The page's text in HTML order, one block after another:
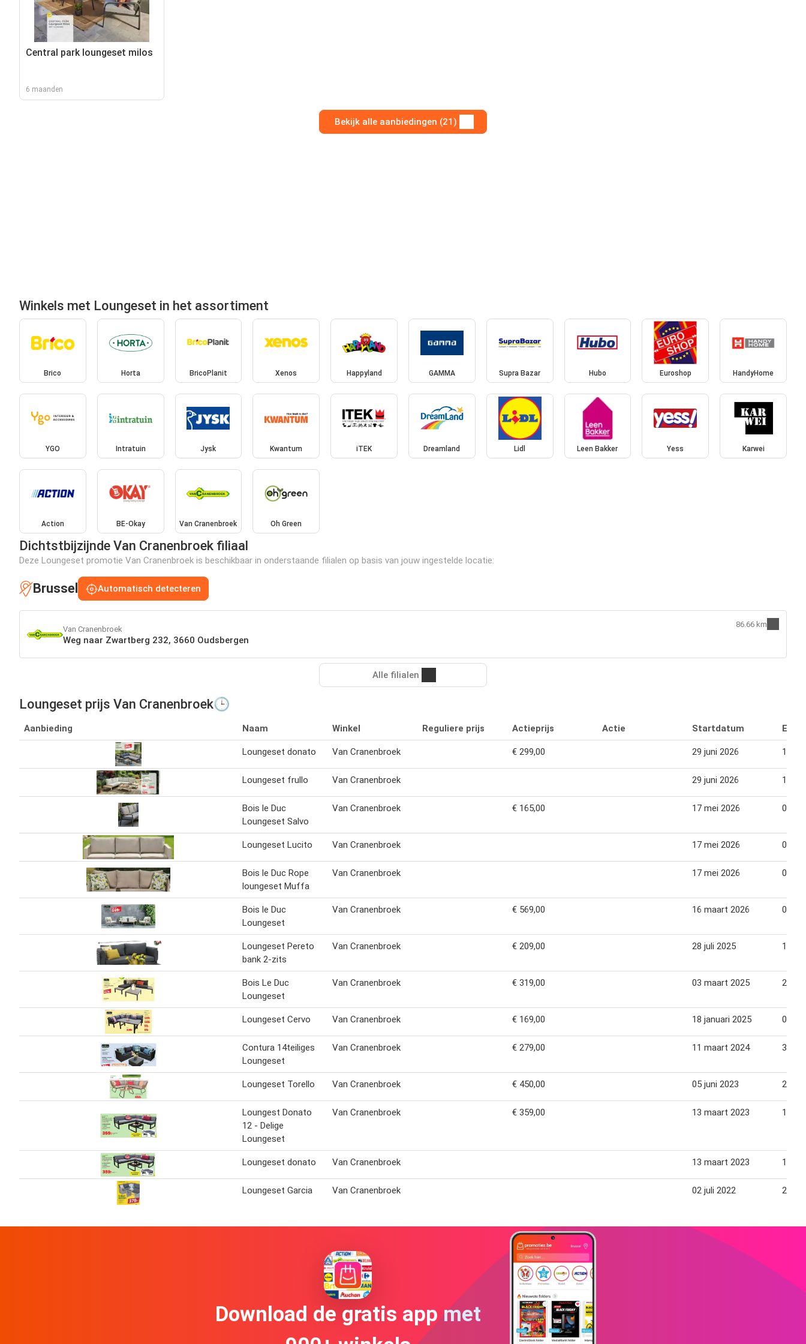
Central park loungeset milos
6 maanden
Bekijk alle aanbiedingen (21)
Winkels met Loungeset in het assortiment
Brico Horta BricoPlanit Xenos Happyland GAMMA Supra Bazar Hubo Euroshop HandyHome
YGO Intratuin Jysk Kwantum iTEK Dreamland Lidl Leen Bakker Yess Karwei
Action BE-Okay Van Cranenbroek Oh Green
Dichtstbijzijnde Van Cranenbroek filiaal
Deze Loungeset promotie Van Cranenbroek is beschikbaar in onderstaande filialen op basis van jouw ingestelde locatie:
Brussel Automatisch detecteren
Van Cranenbroek
Weg naar Zwartberg 232, 3660 Oudsbergen
86.66 km
Alle filialen
Loungeset prijs Van Cranenbroek🕒
Aanbieding Naam Winkel Reguliere prijs Actieprijs Actie Startdatum
Loungeset donato Van Cranenbroek € 299,00 29 juni 2026 18
Loungeset frullo Van Cranenbroek 29 juni 2026 18
Bois le Duc
Loungeset Salvo
Van Cranenbroek € 165,00 17 mei 2026 06
Loungeset Lucito Van Cranenbroek 17 mei 2026 06
Bois le Duc Rope
loungeset Muffa
Van Cranenbroek 17 mei 2026 06
Bois le Duc
Loungeset
Van Cranenbroek € 569,00 16 maart 2026 04
Loungeset Pereto
bank 2-zits
Van Cranenbroek € 209,00 28 juli 2025 16
Bois Le Duc
Loungeset
Van Cranenbroek € 319,00 03 maart 2025 22
Loungeset Cervo Van Cranenbroek € 169,00 18 januari 2025 08
Contura 14teiliges
Loungeset
Van Cranenbroek € 279,00 11 maart 2024 30
Loungeset Torello Van Cranenbroek € 450,00 05 juni 2023 24
Loungest Donato
12 - Delige
Loungeset
Van Cranenbroek € 359,00 13 maart 2023 10
Loungeset donato Van Cranenbroek 13 maart 2023 17
Loungeset Garcia Van Cranenbroek 02 juli 2022 23
Download de gratis app met